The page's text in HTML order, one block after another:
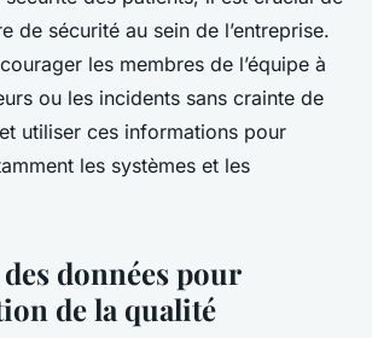
de sécurité au sein de l’entreprise.
les membres de l’équipe à
ou les incidents sans crainte de
utiliser ces informations pour
les systèmes et les
données pour
de la qualité